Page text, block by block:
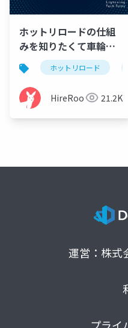
ホットリロードの仕組
みを知りたくて車輪の
再発明をしてみた話
ホットリロード
HireRoo 21.2K
運営：株式
プライ